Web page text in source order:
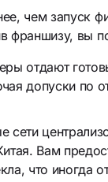
чем запуск
франшизу, вы
отдают
допуски по
сети
Вам
что иногда